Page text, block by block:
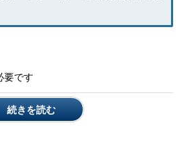
要です
続きを読む